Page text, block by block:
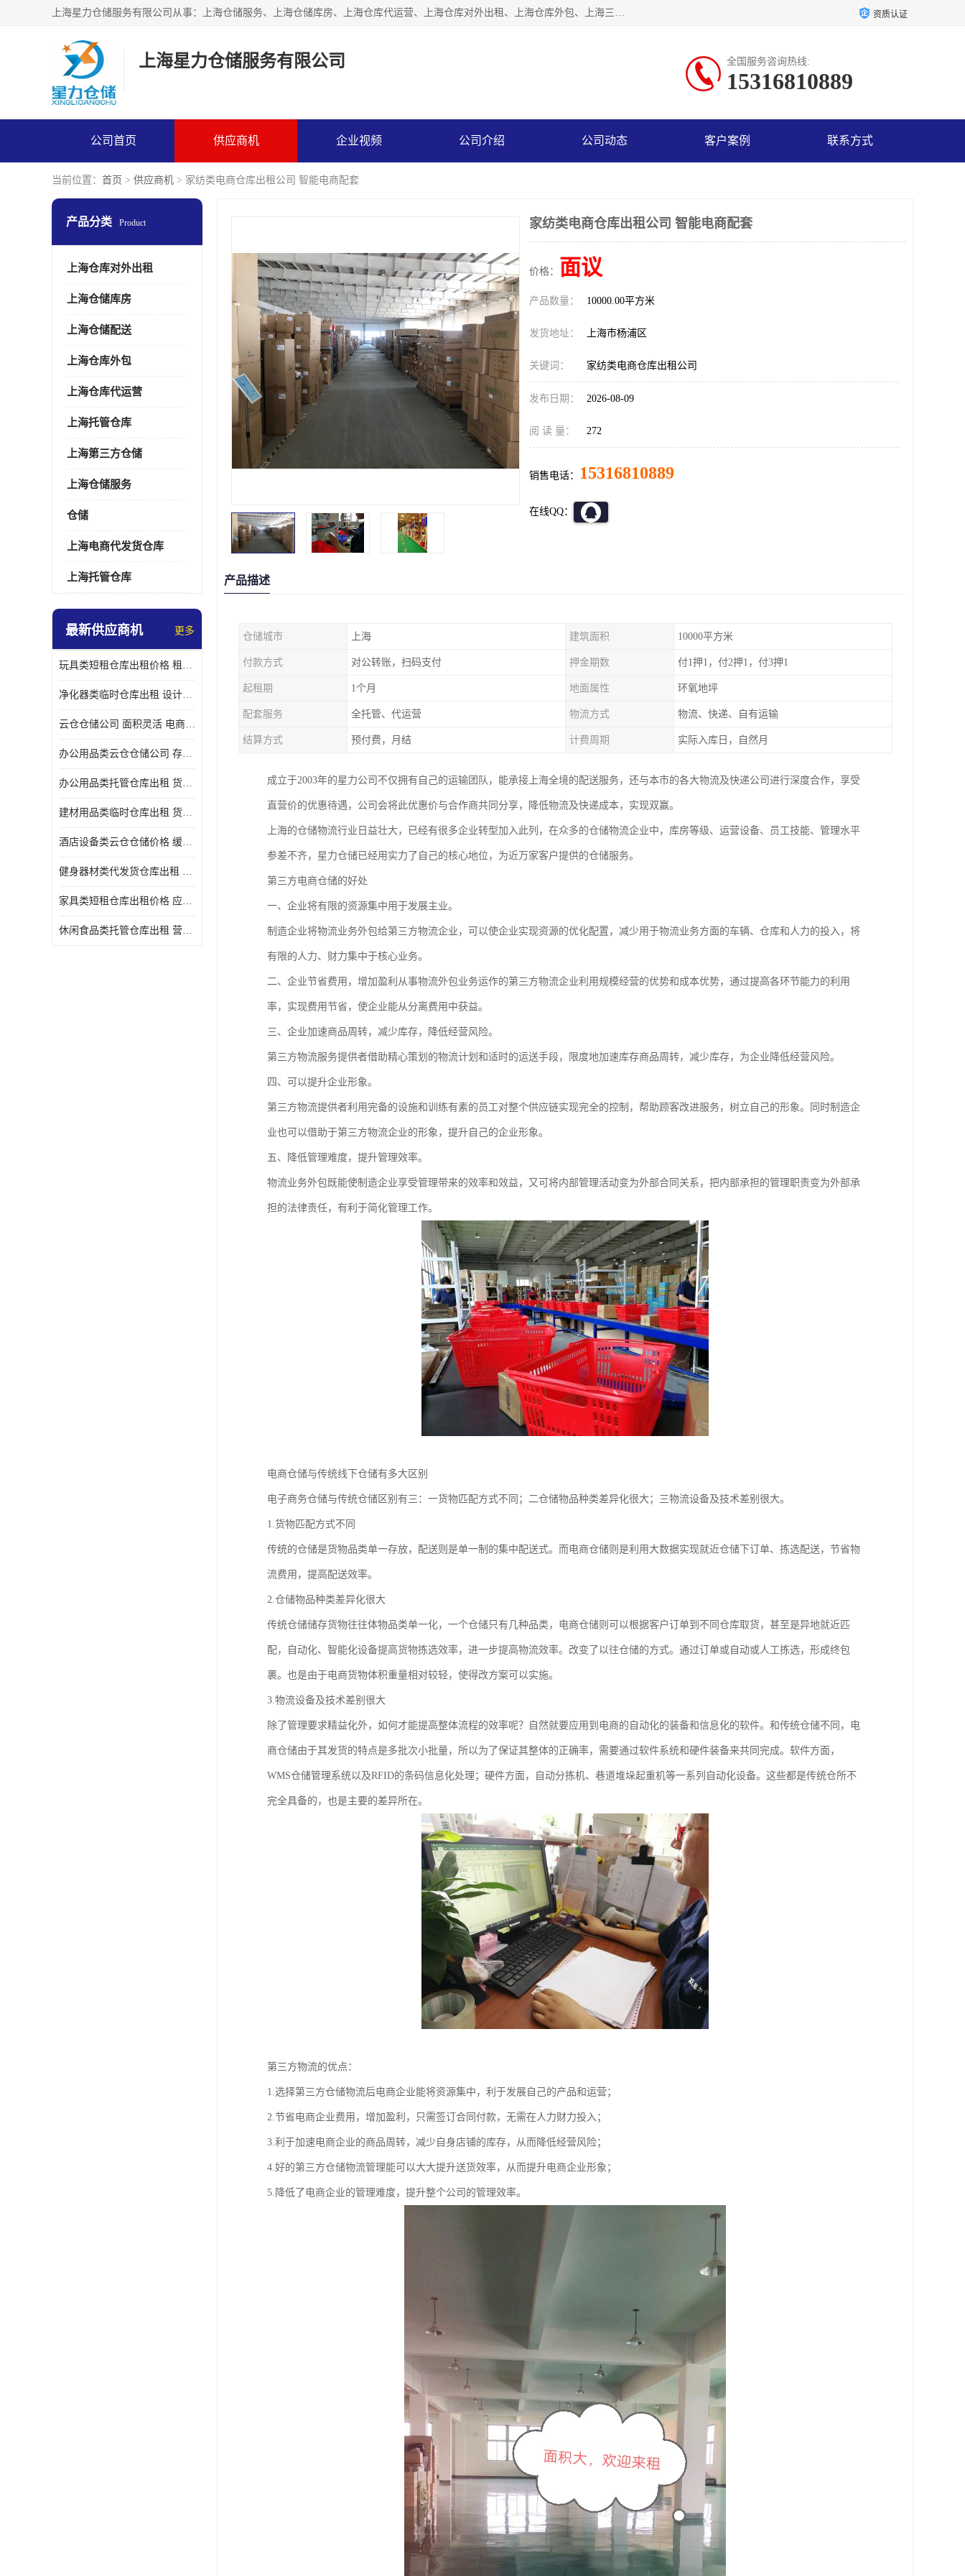
上海星力仓储服务有限公司从事：上海仓储服务、上海仓储库房、上海仓库代运营、上海仓库对外出租、上海仓库外包、上海三方仓储、上海电商仓储代发、上海电商代发货仓库、上海托管仓库、上海仓储配送。上海星力仓储服务有限公司现在拥有100个分仓、10万余平方的标准库房，精炼员工几百名，与几千家客户合作，公司已跻身上海仓储行业前列。欢迎来电咨询！ 资质认证
上海星力仓储服务有限公司 全国服务咨询热线:
15316810889
公司首页 供应商机 企业视频 公司介绍 公司动态 客户案例 联系方式
当前位置： 首页 > 供应商机 > 家纺类电商仓库出租公司 智能电商配套
产品分类 Product
上海仓库对外出租
上海仓储库房
上海仓储配送
上海仓库外包
上海仓库代运营
上海托管仓库
上海第三方仓储
上海仓储服务
仓储
上海电商代发货仓库
上海托管仓库
最新供应商机 更多
玩具类短租仓库出租价格 租期灵活 智能电商配套
净化器类临时仓库出租 设计简单 电商仓储物流战略合作
云仓仓储公司 面积灵活 电商仓储物流战略合作
办公用品类云仓仓储公司 存货周转很快 电商仓储物流战略整合
办公用品类托管仓库出租 货物装卸方便 电商仓储物流战略合作
建材用品类临时仓库出租 货物装卸方便 仓储供应链配套
酒店设备类云仓仓储价格 缓解企业储存压力 智能电商配套
健身器材类代发货仓库出租 租期灵活 新媒体平台配套
家具类短租仓库出租价格 应用广泛 智能电商配套
休闲食品类托管仓库出租 营造良好环境氛围 垂直电商配套
家纺类电商仓库出租公司 智能电商配套
价格： 面议
产品数量： 10000.00平方米
发货地址： 上海市杨浦区
关键词： 家纺类电商仓库出租公司
发布日期： 2026-08-09
阅 读 量： 272
销售电话： 15316810889
在线QQ：
产品描述
仓储城市 上海 建筑面积 10000平方米
付款方式 对公转账，扫码支付 押金期数 付1押1，付2押1，付3押1
起租期 1个月 地面属性 环氧地坪
配套服务 全托管、代运营 物流方式 物流、快递、自有运输
结算方式 预付费，月结 计费周期 实际入库日，自然月
成立于2003年的星力公司不仅拥有自己的运输团队，能承接上海全境的配送服务，还与本市的各大物流及快递公司进行深度合作，享受
直营价的优惠待遇，公司会将此优惠价与合作商共同分享，降低物流及快递成本，实现双赢。
上海的仓储物流行业日益壮大，已经有很多企业转型加入此列，在众多的仓储物流企业中，库房等级、运营设备、员工技能、管理水平
参差不齐，星力仓储已经用实力了自己的核心地位，为近万家客户提供的仓储服务。
第三方电商仓储的好处
一、企业将有限的资源集中用于发展主业。
制造企业将物流业务外包给第三方物流企业，可以使企业实现资源的优化配置，减少用于物流业务方面的车辆、仓库和人力的投入，将
有限的人力、财力集中于核心业务。
二、企业节省费用，增加盈利从事物流外包业务运作的第三方物流企业利用规模经营的优势和成本优势，通过提高各环节能力的利用
率，实现费用节省，使企业能从分离费用中获益。
三、企业加速商品周转，减少库存，降低经营风险。
第三方物流服务提供者借助精心策划的物流计划和适时的运送手段，限度地加速库存商品周转，减少库存，为企业降低经营风险。
四、可以提升企业形象。
第三方物流提供者利用完备的设施和训练有素的员工对整个供应链实现完全的控制，帮助顾客改进服务，树立自己的形象。同时制造企
业也可以借助于第三方物流企业的形象，提升自己的企业形象。
五、降低管理难度，提升管理效率。
物流业务外包既能使制造企业享受管理带来的效率和效益，又可将内部管理活动变为外部合同关系，把内部承担的管理职责变为外部承
担的法律责任，有利于简化管理工作。
电商仓储与传统线下仓储有多大区别
电子商务仓储与传统仓储区别有三：一货物匹配方式不同；二仓储物品种类差异化很大；三物流设备及技术差别很大。
1.货物匹配方式不同
传统的仓储是货物品类单一存放，配送则是单一制的集中配送式。而电商仓储则是利用大数据实现就近仓储下订单、拣选配送，节省物
流费用，提高配送效率。
2.仓储物品种类差异化很大
传统仓储储存货物往往体物品类单一化，一个仓储只有几种品类，电商仓储则可以根据客户订单到不同仓库取货，甚至是异地就近匹
配，自动化、智能化设备提高货物拣选效率，进一步提高物流效率。改变了以往仓储的方式。通过订单或自动或人工拣选，形成终包
裹。也是由于电商货物体积重量相对较轻，使得改方案可以实施。
3.物流设备及技术差别很大
除了管理要求精益化外，如何才能提高整体流程的效率呢？自然就要应用到电商的自动化的装备和信息化的软件。和传统仓储不同，电
商仓储由于其发货的特点是多批次小批量，所以为了保证其整体的正确率，需要通过软件系统和硬件装备来共同完成。软件方面，
WMS仓储管理系统以及RFID的条码信息化处理；硬件方面，自动分拣机、巷道堆垛起重机等一系列自动化设备。这些都是传统仓所不
完全具备的，也是主要的差异所在。
第三方物流的优点：
1.选择第三方仓储物流后电商企业能将资源集中，利于发展自己的产品和运营；
2.节省电商企业费用，增加盈利，只需签订合同付款，无需在人力财力投入；
3.利于加速电商企业的商品周转，减少自身店铺的库存，从而降低经营风险；
4.好的第三方仓储物流管理能可以大大提升送货效率，从而提升电商企业形象；
5.降低了电商企业的管理难度，提升整个公司的管理效率。